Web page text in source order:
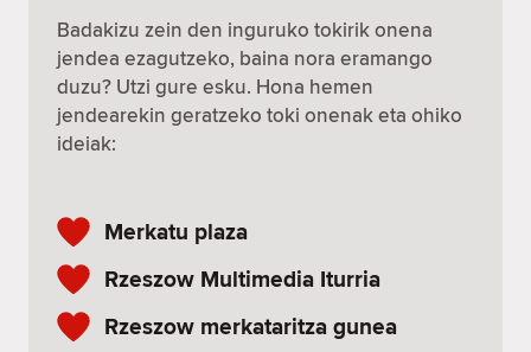
Badakizu zein den inguruko tokirik onena
jendea ezagutzeko, baina nora eramango
duzu? Utzi gure esku. Hona hemen
jendearekin geratzeko toki onenak eta ohiko
ideiak:
Merkatu plaza
Rzeszow Multimedia Iturria
Rzeszow merkataritza gunea